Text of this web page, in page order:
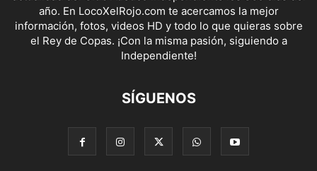
año. En LocoXelRojo.com te acercamos la mejor
información, fotos, videos HD y todo lo que quieras sobre
el Rey de Copas. ¡Con la misma pasión, siguiendo a
Independiente!
SÍGUENOS